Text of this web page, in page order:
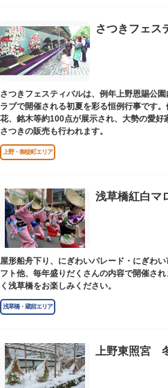
さつきフェス
さつきフェスティバルは、例年上野恩賜公
ラブで開催される初夏を彩る恒例行事です
花、銘木等約100点が展示され、大勢の愛好
さつきの販売も行われます。
上野・御徒町エリア
浅草橋紅白マ
屋形船舟下り、にぎわいパレード・にぎわ
フト他、毎年盛りだくさんの内容で開催さ
く浅草橋をお楽しみください。
浅草橋・蔵前エリア
上野東照宮